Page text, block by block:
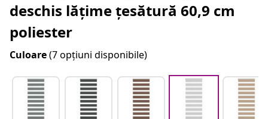
deschis lățime țesătură 60,9 cm
poliester
Culoare(7 opțiuni disponibile)